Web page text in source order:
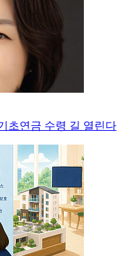
초연금 수령 길 열린다